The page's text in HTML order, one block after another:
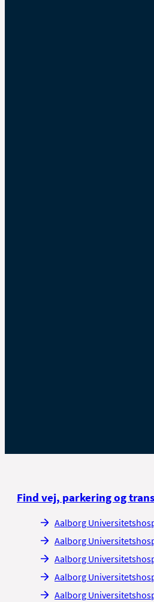
Find vej, parkering og
Aalborg
Aalborg
Aalborg
Aalborg
Aalborg